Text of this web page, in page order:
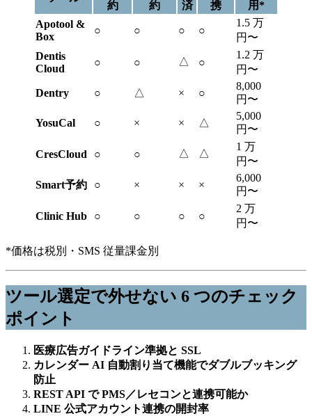
約
約
済
携
用*
Apotool &
Box
○ ○ ○ ○
1.5 万
円〜
Dentis
Cloud
○ ○ △ ○
1.2 万
円〜
Dentry
○ △ × ○
8,000
円〜
YosuCal
○ × × △
5,000
円〜
CresCloud ○ ○ △ △
1 万
円〜
Smart予約
○ × × ×
6,000
円〜
Clinic Hub ○ ○ ○ ○
2 万
円〜
*価格は税別・SMS 従量課金別
ツール選定で外せない 6 つのチェック
ポイント
医療広告ガイドライン準拠と SSL
カレンダー AI 自動割り当て機能でダブルブッキング
防止
REST API で PMS／レセコンと連携可能か
LINE 公式アカウント連携の開封率